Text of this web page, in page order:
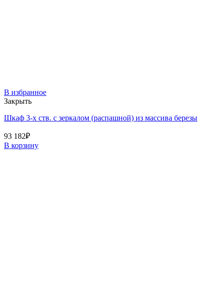
В избранное
Закрыть
Шкаф 3-х ств. с зеркалом (распашной) из массива березы
93 182₽
В корзину